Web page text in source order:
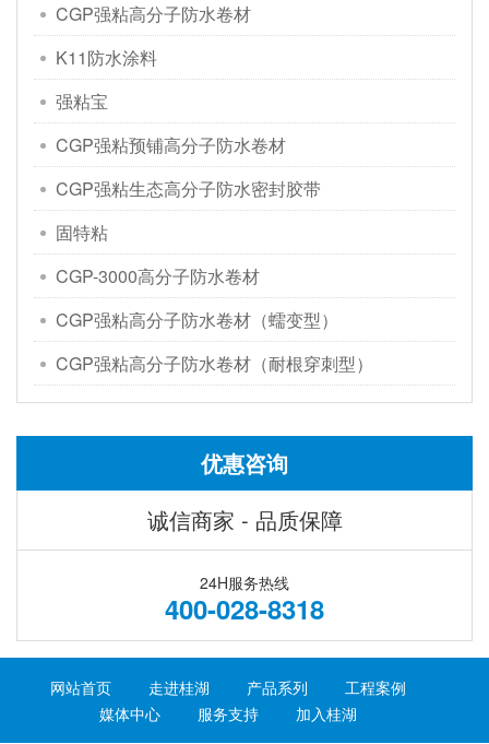
CGP强粘高分子防水卷材
K11防水涂料
强粘宝
CGP强粘预铺高分子防水卷材
CGP强粘生态高分子防水密封胶带
固特粘
CGP-3000高分子防水卷材
CGP强粘高分子防水卷材（蠕变型）
CGP强粘高分子防水卷材（耐根穿刺型）
优惠咨询
诚信商家 - 品质保障
24H服务热线
400-028-8318
网站首页 走进桂湖 产品系列
工程案例
媒体中心
服务支持 加入桂湖